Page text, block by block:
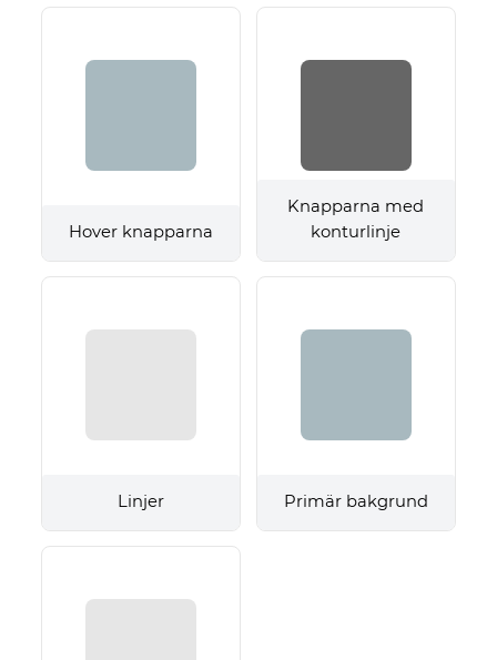
Hover knapparna
Knapparna med
konturlinje
Linjer Primär bakgrund